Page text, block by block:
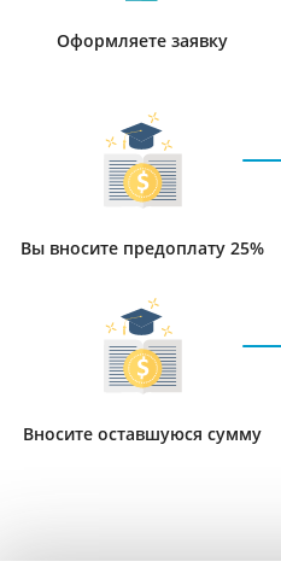
Оформляете заявку
Вы вносите предоплату 25%
Вносите оставшуюся сумму